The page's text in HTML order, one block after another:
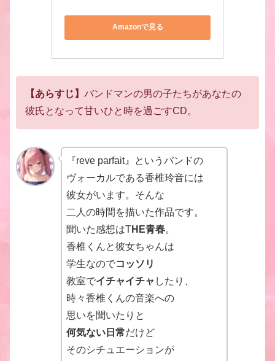
Amazonで見る
【あらすじ】 バンドマンの男の子たちがあなたの
彼氏となって甘いひと時を過ごすCD。
『reve parfait』というバンドの
ヴォーカルである香椎玲音には
彼女がいます。そんな
二人の時間を描いた作品です。
聞いた感想はTHE青春。
香椎くんと彼女ちゃんは
学生なのでコッソリ
教室でイチャイチャ したり、
時々香椎くんの音楽への
思いを聞いたりと
何気ない日常だけど
そのシチュエーションが